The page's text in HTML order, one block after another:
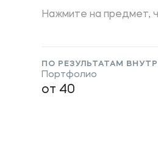
Нажмите на предмет,
ПО РЕЗУЛЬТАТАМ
Портфолио
от 40